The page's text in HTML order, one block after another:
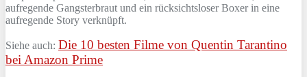
aufregende Gangsterbraut und ein rücksichtsloser Boxer in eine
aufregende Story verknüpft.
Siehe auch: Die 10 besten Filme von Quentin Tarantino
bei Amazon Prime